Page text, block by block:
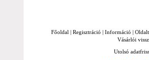
Főoldal | Regisztráció | Információ |
Vásárlói
Utolsó